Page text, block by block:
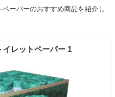
ーパーのおすすめ商品を紹介し
イレットペーパー 1